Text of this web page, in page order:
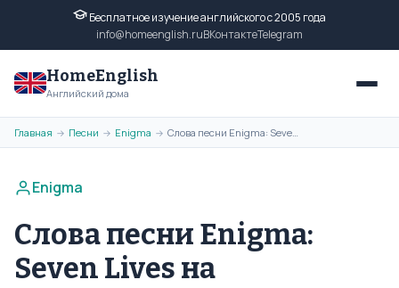
Бесплатное изучение английского с 2005 года
info@homeenglish.ruВКонтактеTelegram
HomeEnglish
Английский дома
Главная → Песни → Enigma → Слова песни Enigma: Seven Lives на английском языке
Enigma
Слова песни Enigma:
Seven Lives на